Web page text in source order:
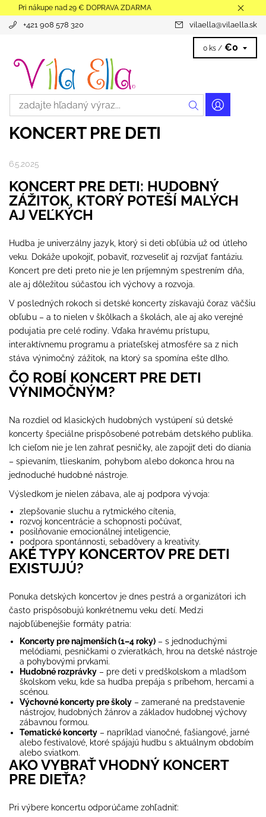
Pri nákupe nad 29 € DOPRAVA ZDARMA
+421 908 578 320 vilaella@vilaella.sk
0 ks / €0
KONCERT PRE DETI
6.5.2025
KONCERT PRE DETI: HUDOBNÝ
ZÁŽITOK, KTORÝ POTEŠÍ MALÝCH
AJ VEĽKÝCH
Hudba je univerzálny jazyk, ktorý si deti obľúbia už od útleho
veku. Dokáže upokojiť, pobaviť, rozveseliť aj rozvíjať fantáziu.
Koncert pre deti preto nie je len príjemným spestrením dňa,
ale aj dôležitou súčasťou ich výchovy a rozvoja.
V posledných rokoch si detské koncerty získavajú čoraz väčšiu
obľubu – a to nielen v škôlkach a školách, ale aj ako verejné
podujatia pre celé rodiny. Vďaka hravému prístupu,
interaktívnemu programu a priateľskej atmosfére sa z nich
stáva výnimočný zážitok, na ktorý sa spomína ešte dlho.
ČO ROBÍ KONCERT PRE DETI
VÝNIMOČNÝM?
Na rozdiel od klasických hudobných vystúpení sú detské
koncerty špeciálne prispôsobené potrebám detského publika.
Ich cieľom nie je len zahrať pesničky, ale zapojiť deti do diania
– spievaním, tlieskaním, pohybom alebo dokonca hrou na
jednoduché hudobné nástroje.
Výsledkom je nielen zábava, ale aj podpora vývoja:
zlepšovanie sluchu a rytmického cítenia,
rozvoj koncentrácie a schopnosti počúvať,
posilňovanie emocionálnej inteligencie,
podpora spontánnosti, sebadôvery a kreativity.
AKÉ TYPY KONCERTOV PRE DETI
EXISTUJÚ?
Ponuka detských koncertov je dnes pestrá a organizátori ich
často prispôsobujú konkrétnemu veku detí. Medzi
najobľúbenejšie formáty patria:
Koncerty pre najmenších (1–4 roky)– s jednoduchými
melódiami, pesničkami o zvieratkách, hrou na detské nástroje
a pohybovými prvkami.
Hudobné rozprávky– pre deti v predškolskom a mladšom
školskom veku, kde sa hudba prepája s príbehom, hercami a
scénou.
Výchovné koncerty pre školy– zamerané na predstavenie
nástrojov, hudobných žánrov a základov hudobnej výchovy
zábavnou formou.
Tematické koncerty– napríklad vianočné, fašiangové, jarné
alebo festivalové, ktoré spájajú hudbu s aktuálnym obdobím
alebo sviatkom.
AKO VYBRAŤ VHODNÝ KONCERT
PRE DIEŤA?
Pri výbere koncertu odporúčame zohľadniť: